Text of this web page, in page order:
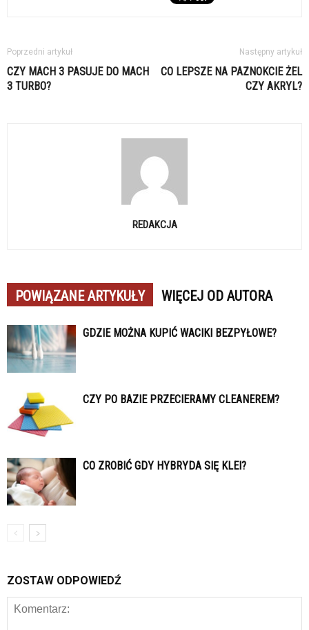
Poprzedni artykuł
CZY MACH 3 PASUJE DO MACH
3 TURBO?
Następny artykuł
CO LEPSZE NA PAZNOKCIE ŻEL
CZY AKRYL?
REDAKCJA
POWIĄZANE ARTYKUŁY WIĘCEJ OD AUTORA
GDZIE MOŻNA KUPIĆ WACIKI BEZPYŁOWE?
CZY PO BAZIE PRZECIERAMY CLEANEREM?
CO ZROBIĆ GDY HYBRYDA SIĘ KLEI?
ZOSTAW ODPOWIEDŹ